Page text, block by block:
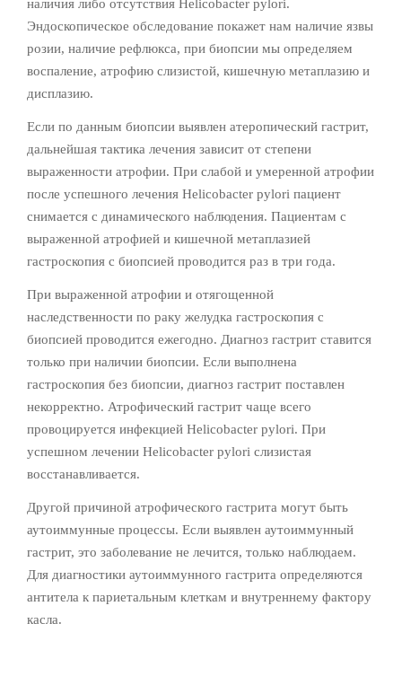
наличия либо отсутствия Helicobacter pylori.
Эндоскопическое обследование покажет нам наличие язвы
розии, наличие рефлюкса, при биопсии мы определяем
воспаление, атрофию слизистой, кишечную метаплазию и
дисплазию.
Если по данным биопсии выявлен атеропический гастрит,
дальнейшая тактика лечения зависит от степени
выраженности атрофии. При слабой и умеренной атрофии
после успешного лечения Helicobacter pylori пациент
снимается с динамического наблюдения. Пациентам с
выраженной атрофией и кишечной метаплазией
гастроскопия с биопсией проводится раз в три года.
При выраженной атрофии и отягощенной
наследственности по раку желудка гастроскопия с
биопсией проводится ежегодно. Диагноз гастрит ставится
только при наличии биопсии. Если выполнена
гастроскопия без биопсии, диагноз гастрит поставлен
некорректно. Атрофический гастрит чаще всего
провоцируется инфекцией Helicobacter pylori. При
успешном лечении Helicobacter pylori слизистая
восстанавливается.
Другой причиной атрофического гастрита могут быть
аутоиммунные процессы. Если выявлен аутоиммунный
гастрит, это заболевание не лечится, только наблюдаем.
Для диагностики аутоиммунного гастрита определяются
антитела к париетальным клеткам и внутреннему фактору
касла.